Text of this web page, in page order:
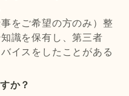
をご希望の方のみ）整
識を保有し、第三者
イスをしたことがある
か？